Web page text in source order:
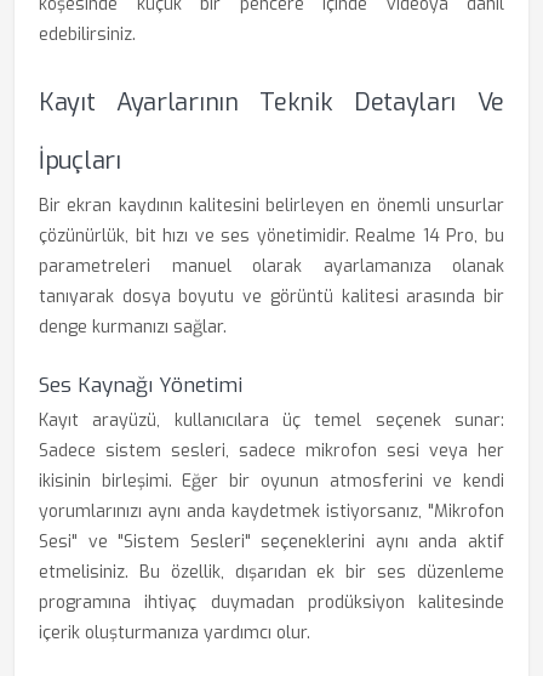
edebilirsiniz.
Kayıt Ayarlarının Teknik Detayları Ve
İpuçları
Bir ekran kaydının kalitesini belirleyen en önemli unsurlar
çözünürlük, bit hızı ve ses yönetimidir. Realme 14 Pro, bu
parametreleri manuel olarak ayarlamanıza olanak
tanıyarak dosya boyutu ve görüntü kalitesi arasında bir
denge kurmanızı sağlar.
Ses Kaynağı Yönetimi
Kayıt arayüzü, kullanıcılara üç temel seçenek sunar:
Sadece sistem sesleri, sadece mikrofon sesi veya her
ikisinin birleşimi. Eğer bir oyunun atmosferini ve kendi
yorumlarınızı aynı anda kaydetmek istiyorsanız, "Mikrofon
Sesi" ve "Sistem Sesleri" seçeneklerini aynı anda aktif
etmelisiniz. Bu özellik, dışarıdan ek bir ses düzenleme
programına ihtiyaç duymadan prodüksiyon kalitesinde
içerik oluşturmanıza yardımcı olur.